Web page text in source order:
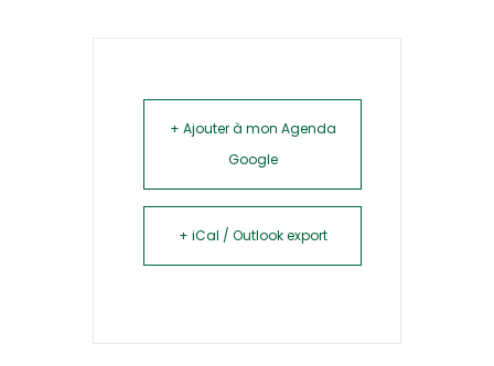
+ Ajouter à mon Agenda
Google
+ iCal / Outlook export